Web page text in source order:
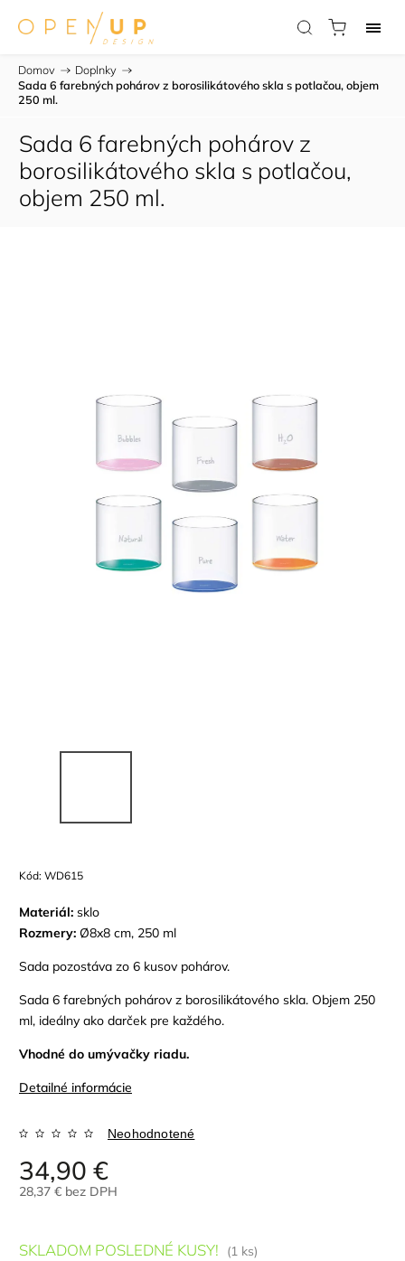
Domov / Doplnky /
Sada 6 farebných pohárov z borosilikátového skla s potlačou, objem
250 ml.
Sada 6 farebných pohárov z
borosilikátového skla s potlačou,
objem 250 ml.
Kód: WD615
Materiál: sklo
Rozmery: Ø8x8 cm, 250 ml
Sada pozostáva zo 6 kusov pohárov.
Sada 6 farebných pohárov z borosilikátového skla. Objem 250
ml, ideálny ako darček pre každého.
Vhodné do umývačky riadu.
Detailné informácie
Neohodnotené
34,90 €
28,37 € bez DPH
SKLADOM POSLEDNÉ KUSY!
(1 ks)